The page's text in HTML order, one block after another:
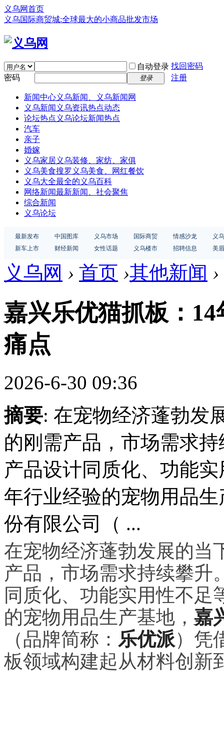
义乌网首页
义乌国际商贸城:全球最大的小商品批发市场
自动登录 找回密码
密码
登录 注册
新闻中心义乌新闻、义乌新闻网
义乌新闻 义乌资讯热点动态
论坛热点 义乌论坛新闻热点
汽车
亲子
婚嫁
义乌家居义乌装修、家纺、家俱
义乌美食搜罗义乌美食、网红餐饮
义乌大全最全的义乌百科
网络新闻最新新闻、社会聚焦
综合新闻
义乌论坛
最新发布 中国图库 义乌市场 国际商贸 情感沙龙
义
新车上市
财经新闻 女性话题 义乌楼市 招聘信息 美
义乌网 › 首页 ›其他新闻 ›
嘉兴乐优猫抓板：
痛点
2026-6-30 09:36
摘要: 在宠物经济蓬勃发
的刚需产品，市场需求
产品设计同质化、功能
年行业经验的宠物用品
份有限公司（ ...
在宠物经济蓬勃发展的当
产品，市场需求持续攀升
同质化、功能实用性不足
的宠物用品生产基地， 嘉
（品牌简称： 乐优派）凭
板领域构建起从材料创新